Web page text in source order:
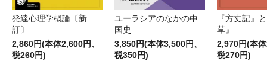
発達心理学概論〔新
訂〕
2,860円(本体2,600円、
税260円)
ユーラシアのなかの中
国史
3,850円(本体3,500円、
税350円)
『方丈記』
草』
2,970円(本
税270円)